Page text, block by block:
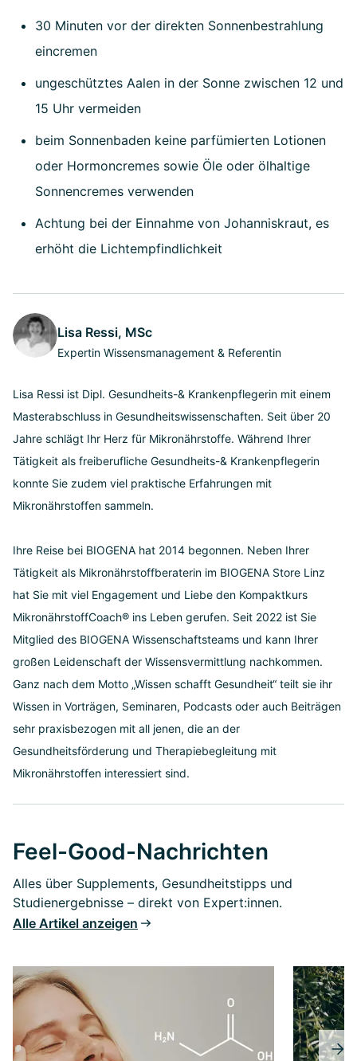
30 Minuten vor der direkten Sonnenbestrahlung
eincremen
ungeschütztes Aalen in der Sonne zwischen 12 und
15 Uhr vermeiden
beim Sonnenbaden keine parfümierten Lotionen
oder Hormoncremes sowie Öle oder ölhaltige
Sonnencremes verwenden
Achtung bei der Einnahme von Johanniskraut, es
erhöht die Lichtempfindlichkeit
Lisa Ressi, MSc
Expertin Wissensmanagement & Referentin
Lisa Ressi ist Dipl. Gesundheits-& Krankenpflegerin mit einem
Masterabschluss in Gesundheitswissenschaften. Seit über 20
Jahre schlägt Ihr Herz für Mikronährstoffe. Während Ihrer
Tätigkeit als freiberufliche Gesundheits-& Krankenpflegerin
konnte Sie zudem viel praktische Erfahrungen mit
Mikronährstoffen sammeln.
Ihre Reise bei BIOGENA hat 2014 begonnen. Neben Ihrer
Tätigkeit als Mikronährstoffberaterin im BIOGENA Store Linz
hat Sie mit viel Engagement und Liebe den Kompaktkurs
MikronährstoffCoach® ins Leben gerufen. Seit 2022 ist Sie
Mitglied des BIOGENA Wissenschaftsteams und kann Ihrer
großen Leidenschaft der Wissensvermittlung nachkommen.
Ganz nach dem Motto „Wissen schafft Gesundheit“ teilt sie ihr
Wissen in Vorträgen, Seminaren, Podcasts oder auch Beiträgen
sehr praxisbezogen mit all jenen, die an der
Gesundheitsförderung und Therapiebegleitung mit
Mikronährstoffen interessiert sind.
Feel-Good-Nachrichten
Alles über Supplements, Gesundheitstipps und
Studienergebnisse – direkt von Expert:innen.
Alle Artikel anzeigen